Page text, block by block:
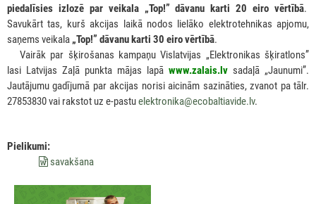
piedalīsies izlozē par veikala „Top!” dāvanu karti 20 eiro vērtībā.
Savukārt tas, kurš akcijas laikā nodos lielāko elektrotehnikas apjomu,
saņems veikala „Top!” dāvanu karti 30 eiro vērtībā.
Vairāk par šķirošanas kampaņu Vislatvijas „Elektronikas šķiratlons”
lasi Latvijas Zaļā punkta mājas lapā www.zalais.lv sadaļā „Jaunumi”.
Jautājumu gadījumā par akcijas norisi aicinām sazināties, zvanot pa tālr.
27853830 vai rakstot uz e-pastuelektronika@ecobaltiavide.lv.
Pielikumi:
savakšana